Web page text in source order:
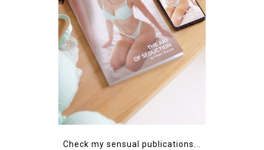
Check my sensual publications...